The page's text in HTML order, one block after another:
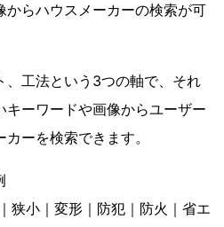
からハウスメーカーの検索が可
工法という3つの軸で、それ
キーワードや画像からユーザー
ーを検索できます。
狭小｜変形｜防犯｜防火｜省エ